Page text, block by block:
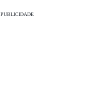
PUBLICIDADE